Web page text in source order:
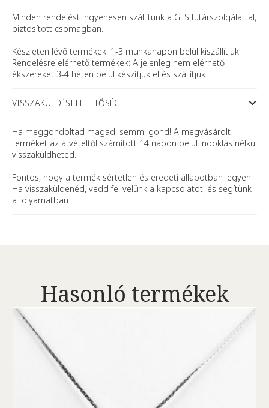
Minden rendelést ingyenesen szállítunk a GLS futárszolgálattal,
biztosított csomagban.
Készleten lévő termékek: 1-3 munkanapon belül kiszállítjuk.
Rendelésre elérhető termékek: A jelenleg nem elérhető
ékszereket 3-4 héten belül készítjük el és szállítjuk.
VISSZAKÜLDÉSI LEHETŐSÉG
Ha meggondoltad magad, semmi gond! A megvásárolt
terméket az átvételtől számított 14 napon belül indoklás nélkül
visszaküldheted.
Fontos, hogy a termék sértetlen és eredeti állapotban legyen.
Ha visszaküldenéd, vedd fel velünk a kapcsolatot, és segítünk
a folyamatban.
Hasonló termékek